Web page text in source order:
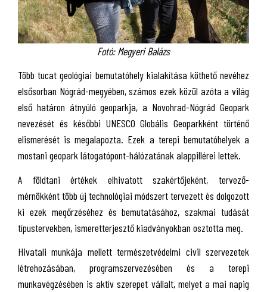
Fotó: Megyeri Balázs
Több tucat geológiai bemutatóhely kialakítása köthető nevéhez
elsősorban Nógrád-megyében, számos ezek közül azóta a világ
első határon átnyúló geoparkja, a Novohrad-Nógrád Geopark
nevezését és későbbi UNESCO Globális Geoparkként történő
elismerését is megalapozta. Ezek a terepi bemutatóhelyek a
mostani geopark látogatópont-hálózatának alappillérei lettek.
A földtani értékek elhivatott szakértőjeként, tervező-
mérnökként több új technológiai módszert tervezett és dolgozott
ki ezek megőrzéséhez és bemutatásához, szakmai tudását
típustervekben, ismeretterjesztő kiadványokban osztotta meg.
Hivatali munkája mellett természetvédelmi civil szervezetek
létrehozásában, programszervezésében és a terepi
munkavégzésében is aktív szerepet vállalt, melyet a mai napig